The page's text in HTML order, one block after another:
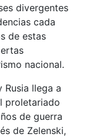
divergentes
cada
de estas
nacional.
Rusia llega a
proletariado
de guerra
de Zelenski,